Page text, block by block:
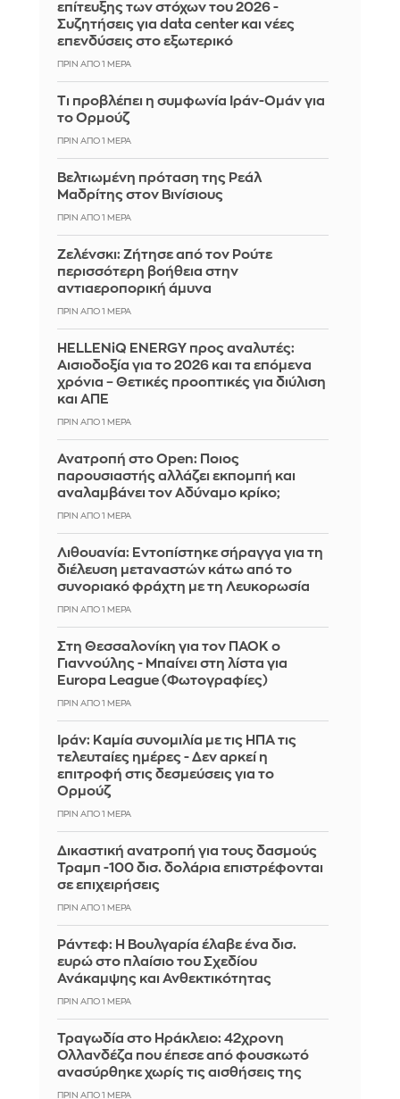
επίτευξης των στόχων του 2026 -
Συζητήσεις για data center και νέες
επενδύσεις στο εξωτερικό
ΠΡΙΝ ΑΠΌ 1 ΜΈΡΑ
Τι προβλέπει η συμφωνία Ιράν-Ομάν για
το Ορμούζ
ΠΡΙΝ ΑΠΌ 1 ΜΈΡΑ
Βελτιωμένη πρόταση της Ρεάλ
Μαδρίτης στον Βινίσιους
ΠΡΙΝ ΑΠΌ 1 ΜΈΡΑ
Ζελένσκι: Ζήτησε από τον Ρούτε
περισσότερη βοήθεια στην
αντιαεροπορική άμυνα
ΠΡΙΝ ΑΠΌ 1 ΜΈΡΑ
HELLENiQ ENERGY προς αναλυτές:
Αισιοδοξία για το 2026 και τα επόμενα
χρόνια – Θετικές προοπτικές για διύλιση
και ΑΠΕ
ΠΡΙΝ ΑΠΌ 1 ΜΈΡΑ
Ανατροπή στο Open: Ποιος
παρουσιαστής αλλάζει εκπομπή και
αναλαμβάνει τον Αδύναμο κρίκο;
ΠΡΙΝ ΑΠΌ 1 ΜΈΡΑ
Λιθουανία: Εντοπίστηκε σήραγγα για τη
διέλευση μεταναστών κάτω από το
συνοριακό φράχτη με τη Λευκορωσία
ΠΡΙΝ ΑΠΌ 1 ΜΈΡΑ
Στη Θεσσαλονίκη για τον ΠΑΟΚ ο
Γιαννούλης - Μπαίνει στη λίστα για
Europa League (Φωτογραφίες)
ΠΡΙΝ ΑΠΌ 1 ΜΈΡΑ
Ιράν: Καμία συνομιλία με τις ΗΠΑ τις
τελευταίες ημέρες - Δεν αρκεί η
επιτροφή στις δεσμεύσεις για το
Ορμούζ
ΠΡΙΝ ΑΠΌ 1 ΜΈΡΑ
Δικαστική ανατροπή για τους δασμούς
Τραμπ -100 δισ. δολάρια επιστρέφονται
σε επιχειρήσεις
ΠΡΙΝ ΑΠΌ 1 ΜΈΡΑ
Ράντεφ: Η Βουλγαρία έλαβε ένα δισ.
ευρώ στο πλαίσιο του Σχεδίου
Ανάκαμψης και Ανθεκτικότητας
ΠΡΙΝ ΑΠΌ 1 ΜΈΡΑ
Τραγωδία στο Ηράκλειο: 42χρονη
Ολλανδέζα που έπεσε από φουσκωτό
ανασύρθηκε χωρίς τις αισθήσεις της
ΠΡΙΝ ΑΠΌ 1 ΜΈΡΑ